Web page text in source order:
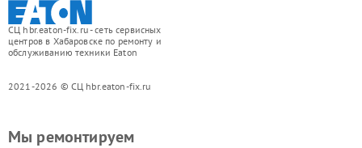
СЦ hbr.eaton-fix.ru - сеть сервисных
центров в Хабаровске по ремонту и
обслуживанию техники Eaton
2021-2026 © СЦ hbr.eaton-fix.ru
Мы ремонтируем